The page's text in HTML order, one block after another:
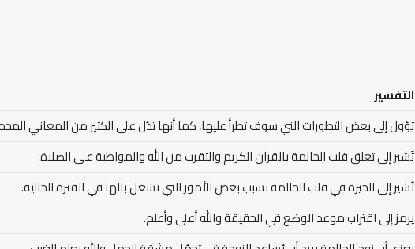
التفسير
تؤول إلى بعض التطورات التي سوف تطرأ عليها، كما أنها تدُل على الكثير من المعاني
تُشير إلى تعلق قلب الحالمة بالقرآن الكريم والتقرب من الله والمواظبة على الصلاة.
تُشير إلى الحيرة في قلب الحالمة بسبب بعض الأمور التي تشغل بالها في الفترة الحالية.
يرمز إلى اقتراب موعد الوضع في الحقيقة والله أعلى وأعلم.